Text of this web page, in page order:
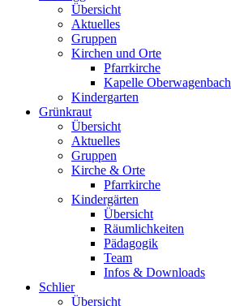
Übersicht
Aktuelles
Gruppen
Kirchen und Orte
Pfarrkirche
Kapelle Oberwagenbach
Kindergarten
Grünkraut
Übersicht
Aktuelles
Gruppen
Kirche & Orte
Pfarrkirche
Kindergärten
Übersicht
Räumlichkeiten
Pädagogik
Team
Infos & Downloads
Schlier
Übersicht